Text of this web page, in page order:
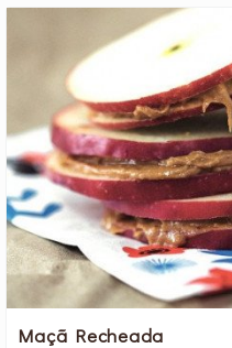
Maçã Recheada